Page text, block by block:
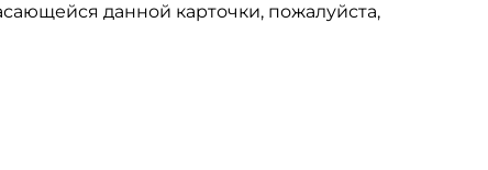
данной карточки, пожалуйста,